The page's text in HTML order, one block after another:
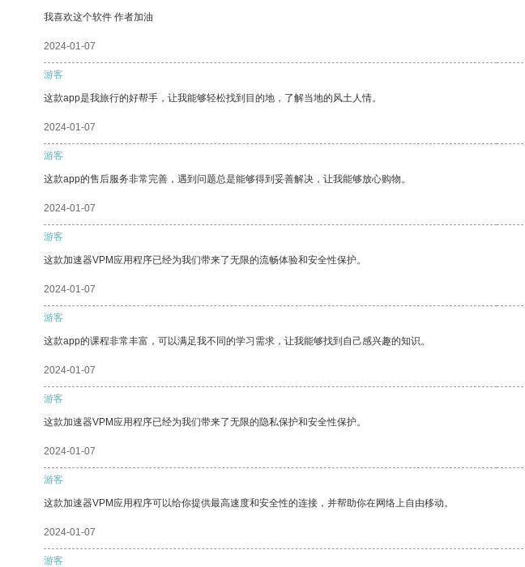
我喜欢这个软件 作者加油
2024-01-07
游客
这款app是我旅行的好帮手，让我能够轻松找到目的地，了解当地的风土人情。
2024-01-07
游客
这款app的售后服务非常完善，遇到问题总是能够得到妥善解决，让我能够放心购物。
2024-01-07
游客
这款加速器VPM应用程序已经为我们带来了无限的流畅体验和安全性保护。
2024-01-07
游客
这款app的课程非常丰富，可以满足我不同的学习需求，让我能够找到自己感兴趣的知识。
2024-01-07
游客
这款加速器VPM应用程序已经为我们带来了无限的隐私保护和安全性保护。
2024-01-07
游客
这款加速器VPM应用程序可以给你提供最高速度和安全性的连接，并帮助你在网络上自由移动。
2024-01-07
游客